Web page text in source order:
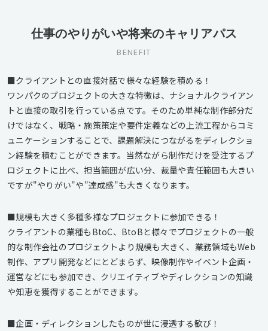
仕事のやりがいや将来のキャリアパス
BENEFIT
■クライアントとの直接対話で様々な経験を積める！
ワンパクのプロジェクトの大きな特徴は、ナショナルクライアン
トと直接の取引を行っている点です。そのため単純な制作部分だ
けではなく、戦略・施策策定や要件定義などの上流工程からコミ
ュニケーションすることで、課題解決につながるをディレクショ
ン経験を積むことができます。当然ながら制作だけを受注するプ
ロジェクトに比べ、担当範囲が広い分、裁量や責任範囲も大きい
ですが"やりがい"や"達成感"も大きくなります。
■規模も大きく多種多様なプロジェクトに参加できる！
クライアントの業種もBtoC、BtoBと様々でプロジェクトの一般
的な制作会社のプロジェクトより規模も大きく、業務領域もWeb
制作、アプリ開発などにとどまらず、映像制作やイベント企画・
運営などにも参加でき、クリエイティブやディレクションの知識
や知恵を獲得することができます。
■企画・ディレクションしたものが世に浸透する歓び！